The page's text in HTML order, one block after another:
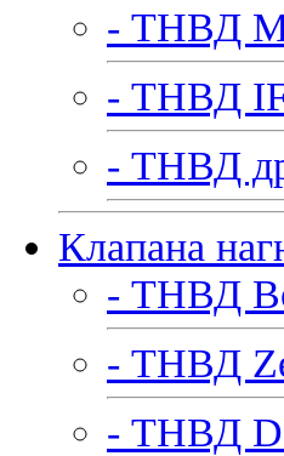
- ТНВД
- ТНВД
- ТНВД
Клапана
- ТНВД
- ТНВД
- ТНВД